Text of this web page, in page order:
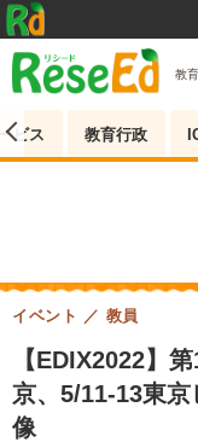
教
ビス 教育行政
【EDIX2022】
京、5/11-13東
像
イベント 教員